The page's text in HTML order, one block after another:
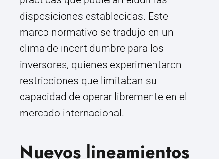
disposiciones establecidas. Este
marco normativo se tradujo en un
clima de incertidumbre para los
inversores, quienes experimentaron
restricciones que limitaban su
capacidad de operar libremente en el
mercado internacional.
Nuevos lineamientos